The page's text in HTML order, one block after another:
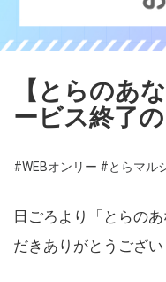
【とらのあ
ービス終了
#WEBオンリー #とらマル
日ごろより「とらの
だきありがとうござい